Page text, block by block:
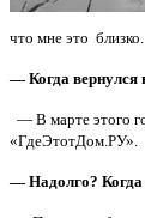
что мне это близко.
— Когда вернулся
— В марте этого
«ГдеЭтотДом.РУ».
— Надолго? Когда